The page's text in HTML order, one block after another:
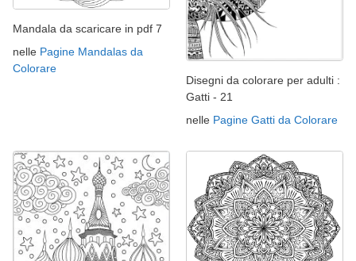
Mandala da scaricare in pdf 7
nelle Pagine Mandalas da
Colorare
Disegni da colorare per adulti :
Gatti - 21
nelle Pagine Gatti da Colorare